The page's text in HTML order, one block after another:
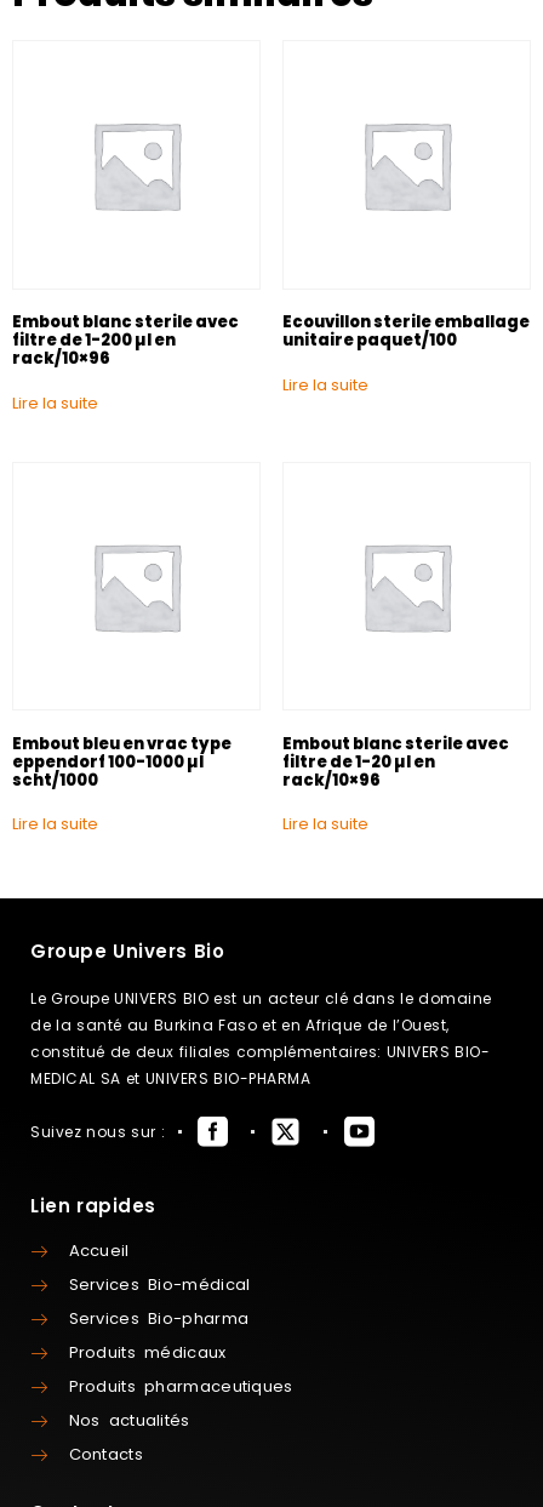
Embout blanc sterile avec
filtre de 1-200 µl en
rack/10×96
Lire la suite
Ecouvillon sterile emballage
unitaire paquet/100
Lire la suite
Embout bleu en vrac type
eppendorf 100-1000 µl
scht/1000
Lire la suite
Embout blanc sterile avec
filtre de 1-20 µl en
rack/10×96
Lire la suite
Groupe Univers Bio
Le Groupe UNIVERS BIO est un acteur clé dans le domaine
de la santé au Burkina Faso et en Afrique de l’Ouest,
constitué de deux filiales complémentaires: UNIVERS BIO-
MEDICAL SA et UNIVERS BIO-PHARMA
Suivez nous sur :
Lien rapides
Accueil
Services Bio-médical
Services Bio-pharma
Produits médicaux
Produits pharmaceutiques
Nos actualités
Contacts